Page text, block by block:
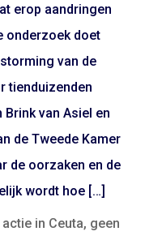
erop aandringen
onderzoek doet
van de
tienduizenden
van Asiel en
de Tweede Kamer
de oorzaken en de
wordt hoe […]
in Ceuta, geen